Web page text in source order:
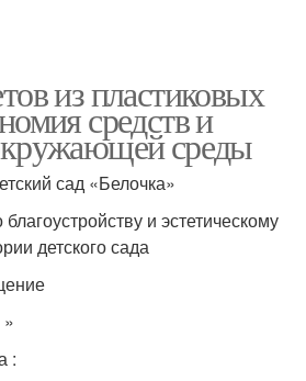
из пластиковых
средств и
среды
сад «Белочка»
и эстетическому
детского сада
: